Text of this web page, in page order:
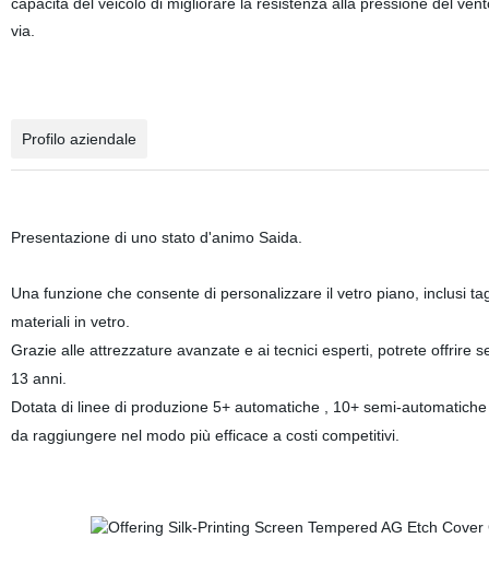
via.
Profilo aziendale
Presentazione di uno stato d'animo Saida.
Una funzione che consente di personalizzare il vetro piano, inclusi
materiali in vetro.
Grazie alle attrezzature avanzate e ai tecnici esperti, potrete offrire
13 anni.
Dotata di linee di produzione 5+ automatiche , 10+ semi-
da raggiungere nel modo più efficace a costi competitivi.